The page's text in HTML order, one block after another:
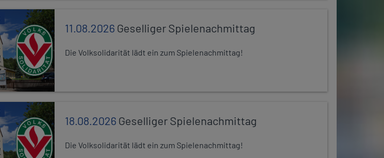
11.08.2026Geselliger Spielenachmittag
Die Volksolidarität lädt ein zum Spielenachmittag!
18.08.2026Geselliger Spielenachmittag
Die Volksolidarität lädt ein zum Spielenachmittag!